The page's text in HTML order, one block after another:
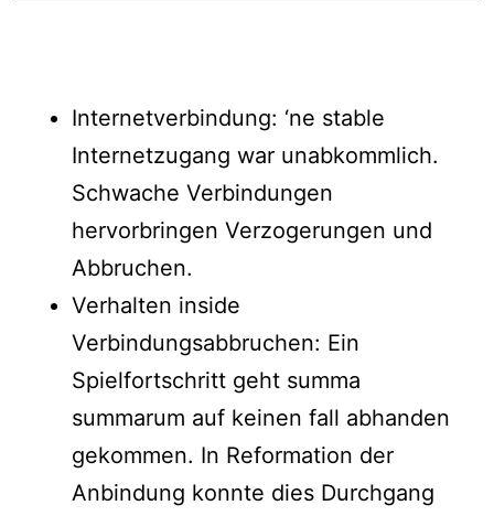
Internetverbindung: ‘ne stable
Internetzugang war unabkommlich.
Schwache Verbindungen
hervorbringen Verzogerungen und
Abbruchen.
Verhalten inside
Verbindungsabbruchen: Ein
Spielfortschritt geht summa
summarum auf keinen fall abhanden
gekommen. In Reformation der
Anbindung konnte dies Durchgang